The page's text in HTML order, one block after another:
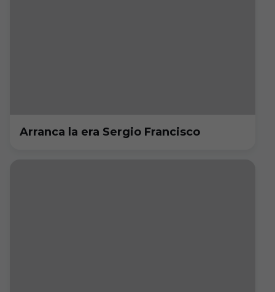
Arranca la era Sergio Francisco